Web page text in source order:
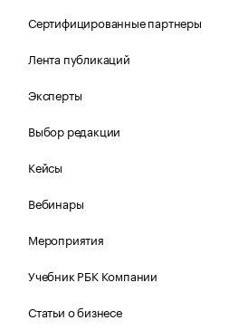
Сертифицированные партнеры
Лента публикаций
Эксперты
Выбор редакции
Кейсы
Вебинары
Мероприятия
Учебник РБК Компании
Статьи о бизнесе